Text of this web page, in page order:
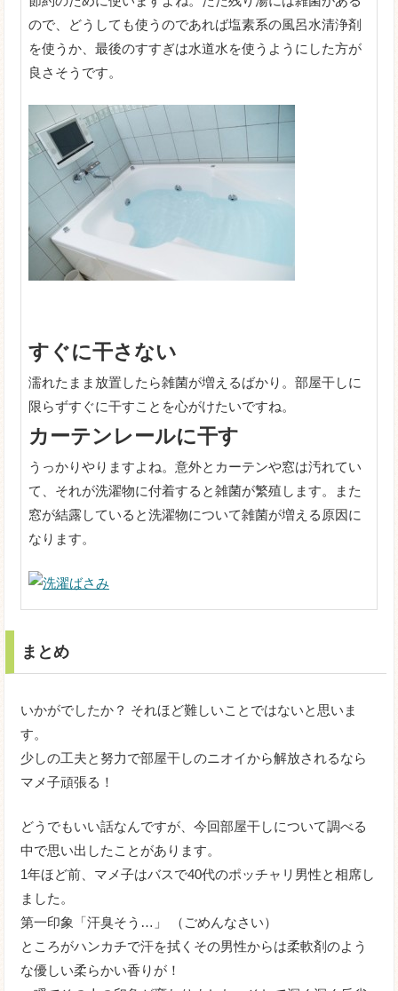
ので、どうしても使うのであれば塩素系の風呂水清浄剤
を使うか、最後のすすぎは水道水を使うようにした方が
良さそうです。
すぐに干さない
濡れたまま放置したら雑菌が増えるばかり。部屋干しに
限らずすぐに干すことを心がけたいですね。
カーテンレールに干す
うっかりやりますよね。意外とカーテンや窓は汚れてい
て、それが洗濯物に付着すると雑菌が繁殖します。また
窓が結露していると洗濯物について雑菌が増える原因に
なります。
まとめ
いかがでしたか？ それほど難しいことではないと思いま
す。
少しの工夫と努力で部屋干しのニオイから解放されるなら
マメ子頑張る！
どうでもいい話なんですが、今回部屋干しについて調べる
中で思い出したことがあります。
1年ほど前、マメ子はバスで40代のポッチャリ男性と相席し
ました。
第一印象「汗臭そう…」 （ごめんなさい）
ところがハンカチで汗を拭くその男性からは柔軟剤のよう
な優しい柔らかい香りが！